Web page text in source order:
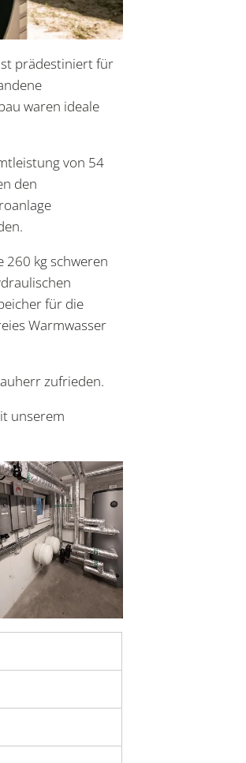
prädestiniert für
waren ideale
von 54
den
260 kg schweren
für die
Warmwasser
zufrieden.
unserem